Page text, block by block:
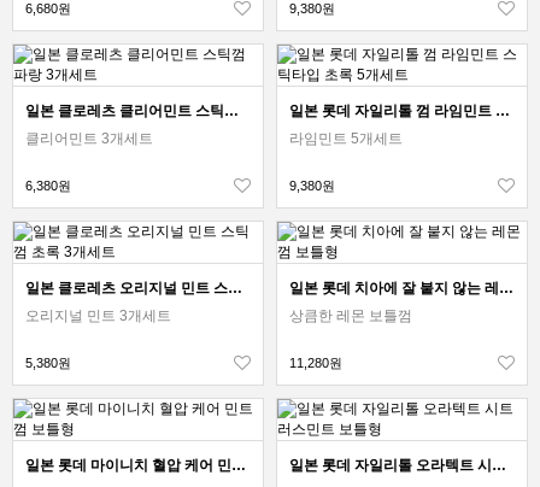
6,680원 9,380원
일본 클로레츠 클리어민트 스틱껌 파랑 3개세트
클리어민트 3개세트
6,380원
일본 롯데 자일리톨 껌 라임민트 스틱타입 초록 5개세트
라임민트 5개세트
9,380원
일본 클로레츠 오리지널 민트 스틱껌 초록 3개세트
오리지널 민트 3개세트
5,380원
일본 롯데 치아에 잘 붙지 않는 레몬껌 보틀형
상큼한 레몬 보틀껌
11,280원
일본 롯데 마이니치 혈압 케어 민트껌 보틀형
일본 롯데 자일리톨 오라텍트 시트러스민트 보틀형